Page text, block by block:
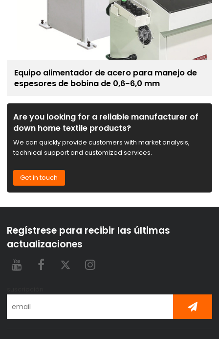
Equipo alimentador de acero para manejo de
espesores de bobina de 0,6~6,0 mm
Are you looking for a reliable manufacturer of
down home textile products?
We can quickly provide customers with market analysis,
technical support and customized services.
Get in touch
Regístrese para recibir las últimas
actualizaciones